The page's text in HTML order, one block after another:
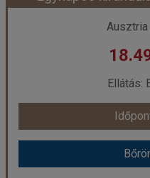
már
Ellátás: